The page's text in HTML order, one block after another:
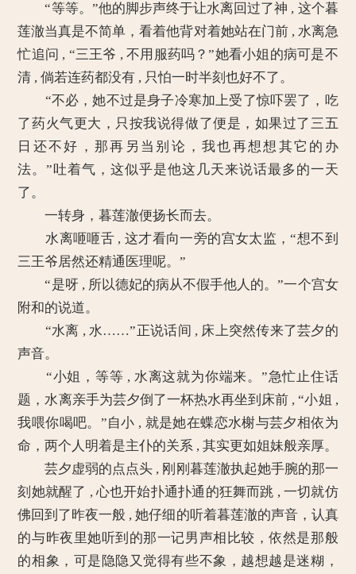
“等等。”他的脚步声终于让水离回过了神 , 这个暮
莲澈当真是不简单，看着他背对着她站在门前 , 水离急
忙追问 , “三王爷 , 不用服药吗？”她看小姐的病可是不
清 , 倘若连药都没有 , 只怕一时半刻也好不了。
“不必，她不过是身子冷寒加上受了惊吓罢了，吃
了药火气更大，只按我说得做了便是，如果过了三五
日还不好，那再另当别论，我也再想想其它的办
法。”吐着气，这似乎是他这几天来说话最多的一天
了。
一转身，暮莲澈便扬长而去。
水离咂咂舌 , 这才看向一旁的宫女太监，“想不到
三王爷居然还精通医理呢。”
“是呀 , 所以德妃的病从不假手他人的。”一个宫女
附和的说道。
“水离 , 水……”正说话间 , 床上突然传来了芸夕的
声音。
“小姐，等等 , 水离这就为你端来。”急忙止住话
题，水离亲手为芸夕倒了一杯热水再坐到床前 , “小姐 ,
我喂你喝吧。”自小 , 就是她在蝶恋水榭与芸夕相依为
命，两个人明着是主仆的关系 , 其实更如姐妹般亲厚。
芸夕虚弱的点点头 , 刚刚暮莲澈执起她手腕的那一
刻她就醒了 , 心也开始扑通扑通的狂舞而跳 , 一切就仿
佛回到了昨夜一般 , 她仔细的听着暮莲澈的声音，认真
的与昨夜里她听到的那一记男声相比较，依然是那般
的相象，可是隐隐又觉得有些不象，越想越是迷糊，